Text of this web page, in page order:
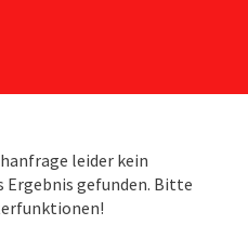
leider kein
Ergebnis gefunden. Bitte